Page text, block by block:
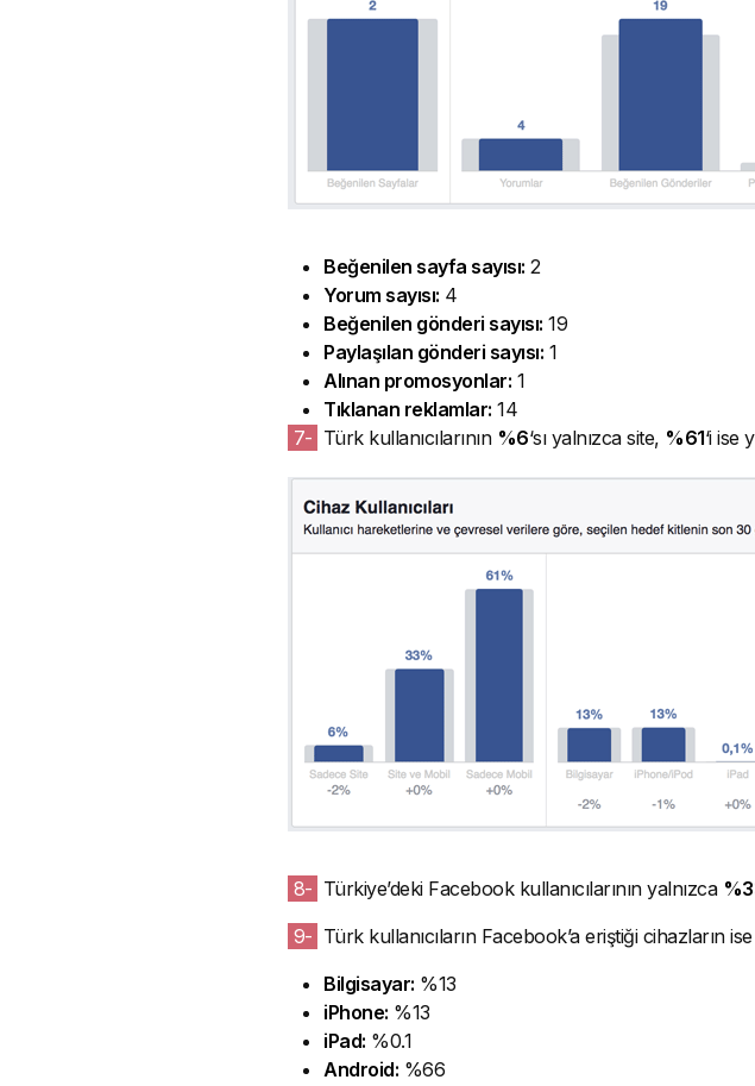
Beğenilen sayfa sayısı: 2
Yorum sayısı: 4
Beğenilen gönderi sayısı: 19
Paylaşılan gönderi sayısı: 1
Alınan promosyonlar: 1
Tıklanan reklamlar: 14
7- Türk kullanıcılarının %6‘sı yalnızca site, %61‘i ise
8- Türkiye’deki Facebook kullanıcılarının yalnızca
9- Türk kullanıcıların Facebook’a eriştiği cihazların
Bilgisayar: %13
iPhone: %13
iPad: %0.1
Android: %66